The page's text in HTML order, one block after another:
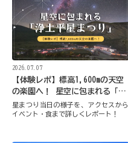
2026.07.07
【体験レポ】標高1,600mの天空
の楽園へ！ 星空に包まれる「浄
土平星まつり」を満喫
星まつり当日の様子を、アクセスから
イベント・食まで詳しくレポート！